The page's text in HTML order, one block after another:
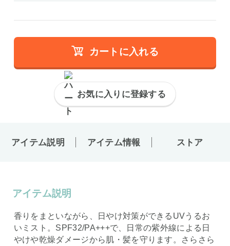
カートに入れる
お気に入りに登録する
アイテム説明 アイテム情報 ストア
アイテム説明
香りをまといながら、日やけ対策ができるUVうるお
いミスト。SPF32/PA+++で、日常の紫外線による日
やけや乾燥ダメージから肌・髪を守ります。さらさら